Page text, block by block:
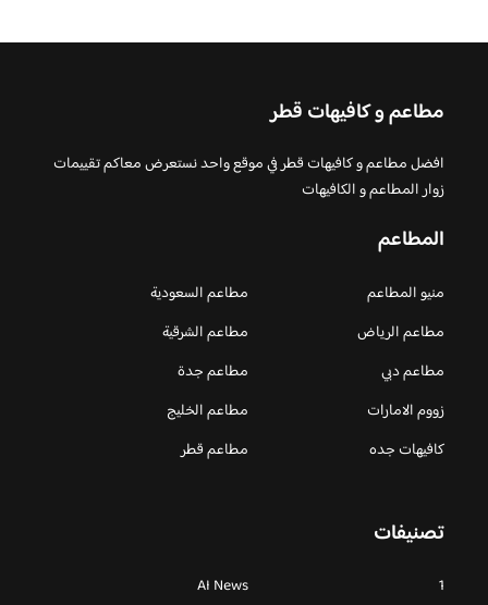
مطاعم و كافيهات قطر
افضل مطاعم و كافيهات قطر في موقع واحد نستعرض معاكم تقييمات
زوار المطاعم و الكافيهات
المطاعم
منيو المطاعم
مطاعم السعودية
مطاعم الرياض
مطاعم الشرقية
مطاعم دبي
مطاعم جدة
زووم الامارات
مطاعم الخليج
كافيهات جده
مطاعم قطر
تصنيفات
1
AI News